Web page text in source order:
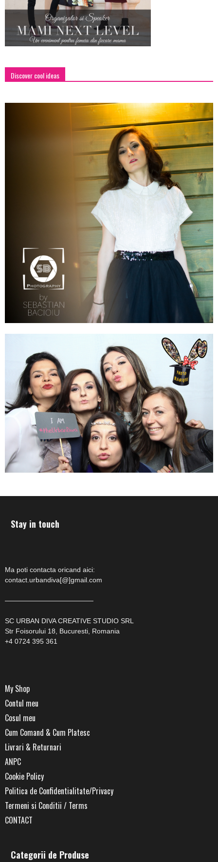
Discover cool ideas
Stay in touch
Ma poti contacta oricand aici:
contact.urbandiva[@]gmail.com
—————————————
SC URBAN DIVA CREATIVE STUDIO SRL
Str Foisorului 18, Bucuresti, Romania
+4 0724 395 361
My Shop
Contul meu
Cosul meu
Cum Comand & Cum Platesc
Livrari & Returnari
ANPC
Cookie Policy
Politica de Confidentialitate/Privacy
Termeni si Conditii / Terms
CONTACT
Categorii de Produse